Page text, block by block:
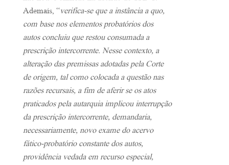
Ademais, “verifica-se que a instância a quo,
com base nos elementos probatórios dos
autos concluiu que restou consumada a
prescrição intercorrente. Nesse contexto, a
alteração das premissas adotadas pela Corte
de origem, tal como colocada a questão nas
razões recursais, a fim de aferir se os atos
praticados pela autarquia implicou interrupção
da prescrição intercorrente, demandaria,
necessariamente, novo exame do acervo
fático-probatório constante dos autos,
providência vedada em recurso especial,